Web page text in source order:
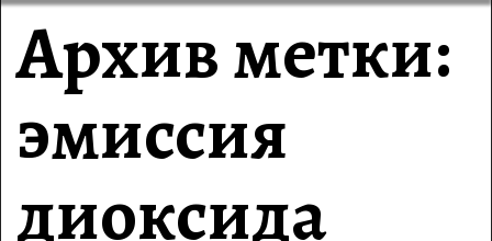
Архив метки:
эмиссия
диоксида